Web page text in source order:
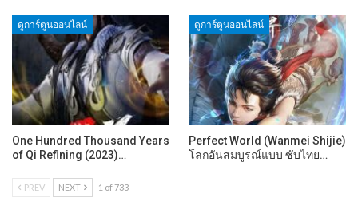
ดูการ์ตูนออนไลน์
One Hundred Thousand Years
of Qi Refining (2023)…
ดูการ์ตูนออนไลน์
Perfect World (Wanmei Shijie)
โลกอันสมบูรณ์แบบ ซับไทย…
PREV NEXT 1 of 733